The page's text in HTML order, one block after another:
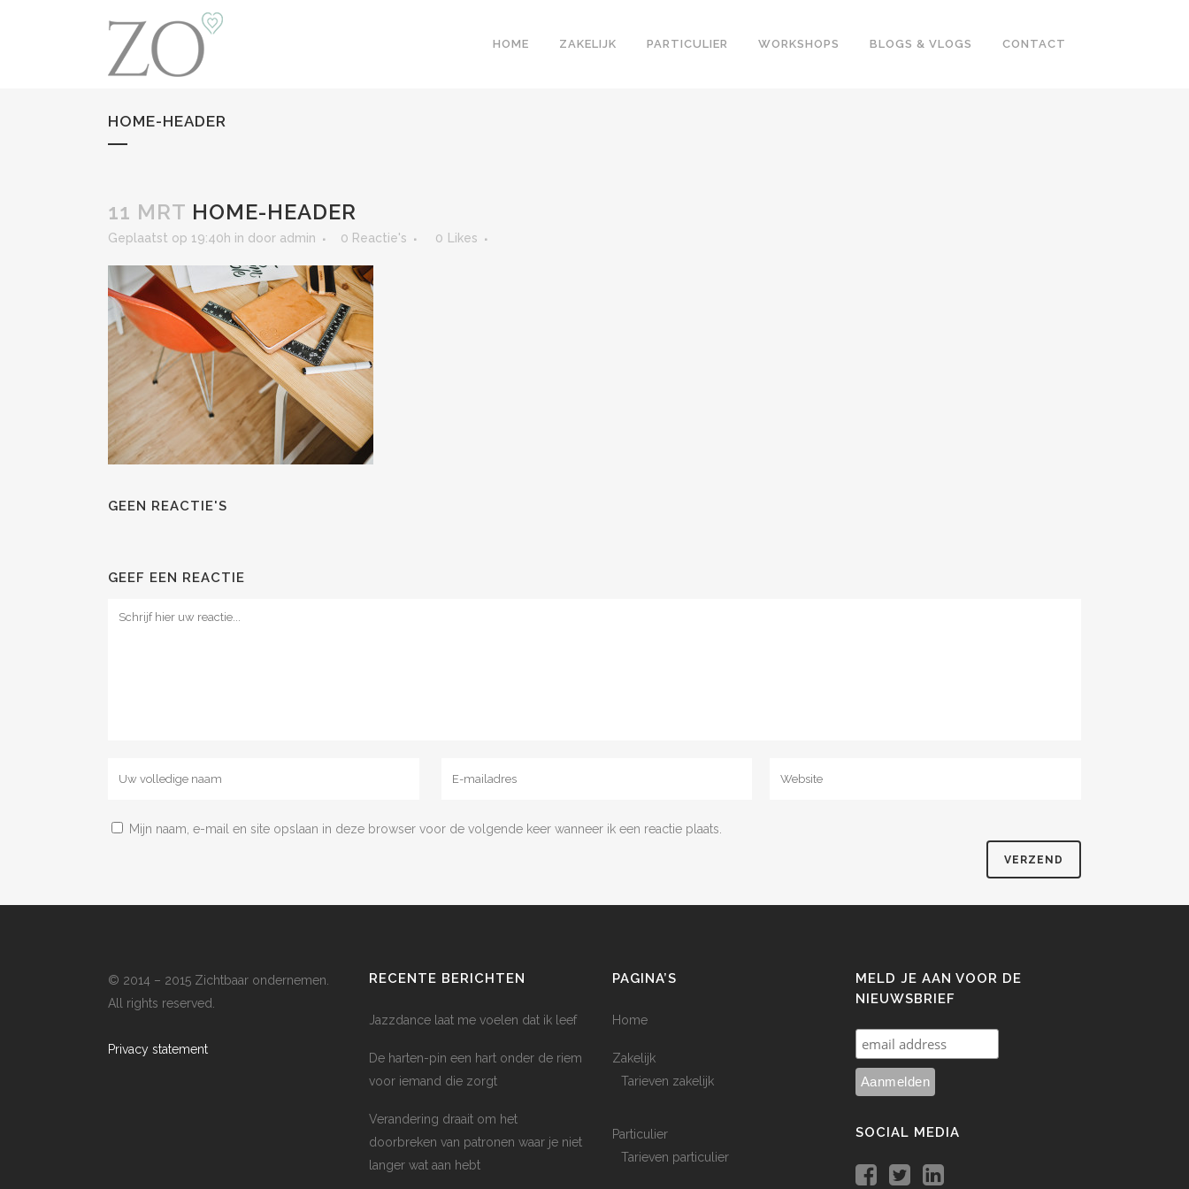
HOME ZAKELIJK PARTICULIER WORKSHOPS BLOGS & VLOGS CONTACT
HOME-HEADER
11 MRT HOME-HEADER
Geplaatst op 19:40h in door admin 0 Reactie's 0 Likes
GEEN REACTIE'S
GEEF EEN REACTIE
Mijn naam, e-mail en site opslaan in deze browser voor de volgende keer wanneer ik een reactie plaats.
© 2014 – 2015 Zichtbaar ondernemen.
All rights reserved.
Privacy statement
RECENTE BERICHTEN
Jazzdance laat me voelen dat ik leef
De harten-pin een hart onder de riem
voor iemand die zorgt
Verandering draait om het
doorbreken van patronen waar je niet
langer wat aan hebt
PAGINA’S
Home
Zakelijk
Tarieven zakelijk
Particulier
Tarieven particulier
MELD JE AAN VOOR DE
NIEUWSBRIEF
SOCIAL MEDIA